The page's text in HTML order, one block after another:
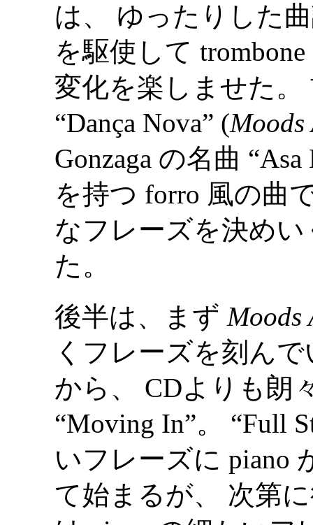
は、 ゆったりした
を駆使して
変化を楽しませた。
“Dança Nova” (Moods
Gonzaga の名曲
を持つ forro 風の曲
なフレーズを決め
た。
後半は、まずMoods
くフレーズを刻んで
から、 CDよりも朗
“Moving In”。 “Full
いフレーズに piano
て始まるが、 次第